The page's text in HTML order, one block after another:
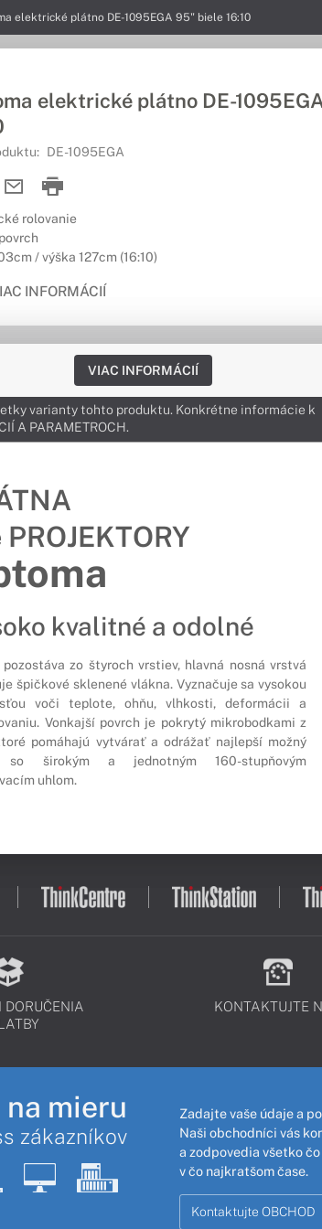
elektrické plátno DE-1095EGA 95" biele 16:10
elektrické plátno DE-
DE-1095EGA
rolovanie
/ výška 127cm (16:10)
INFORMÁCIÍ
VIAC INFORMÁCIÍ
varianty tohto produktu. Konkrétne informácie k
A PARAMETROCH.
PROJEKTORY
kvalitné a odolné
zo štyroch vrstiev, hlavná nosná vrstvá
špičkové sklenené vlákna. Vyznačuje sa vysokou
voči teplote, ohňu, vlhkosti, deformácii a
Vonkajší povrch je pokrytý mikrobodkami z
pomáhajú vytvárať a odrážať najlepší možný
so širokým a jednotným 160-stupňovým
uhlom.
DORUČENIA
KONTAKTUJTE
na mieru
zákazníkov
Zadajte vaše údaje a
Naši obchodníci vás
a zodpovedia všetko
v čo najkratšom čase.
Kontaktujte OBCHOD